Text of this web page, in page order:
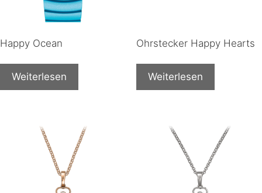
Happy Ocean
Weiterlesen
Ohrstecker Happy Hearts
Weiterlesen